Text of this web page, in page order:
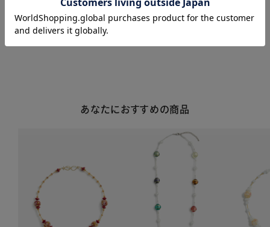
注意事項・キャンセル・返品
あなたにおすすめの商品